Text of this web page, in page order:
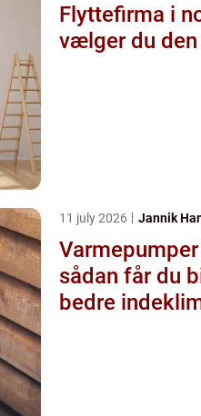
Flyttefirma i
vælger du
11 july 2026 Jannik
sådan får du
bedre